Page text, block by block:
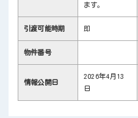
ます。
引渡可能時期 即
物件番号
情報公開日
2026年4月13
日